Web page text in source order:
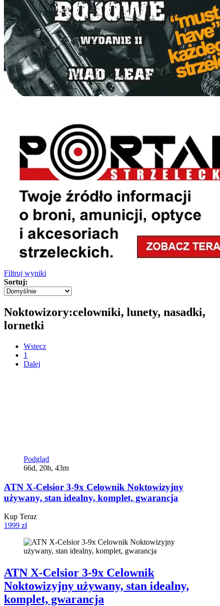
Filtruj wyniki
Sortuj:
Noktowizory:celowniki, lunety, nasadki,
lornetki
Wstecz
1
Dalej
Podgląd
66d, 20h, 43m
ATN X-Celsior 3-9x Celownik Noktowizyjny
używany, stan idealny, komplet, gwarancja
Kup Teraz
1999 zł
ATN X-Celsior 3-9x Celownik
Noktowizyjny używany, stan idealny,
komplet, gwarancja